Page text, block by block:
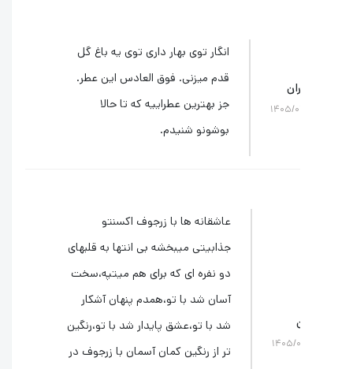
انگار توی بهار داری توی یه باغ گل
قدم میزنی. فوق العادس این عطر.
جز بهترین عطراییه که تا حالا
بوشونو شنیدم.
عاشقانه ها با زرجوف اکسنتو
جذابیتی میبخشه بی انتها به قلبهای
دو نفره ای که برای هم میتپه،سخت
آسان شد با تو،همدم پنهان آشکار
شد با تو،عشق پایدار شد با تو،رنگین
تر از رنگین کمان آسمان با زرجوف در